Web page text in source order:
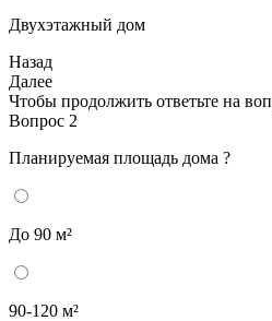
Двухэтажный дом
Назад
Далее
Чтобы продолжить ответьте на
Вопрос 2
Планируемая площадь дома ?
До 90 м²
90-120 м²